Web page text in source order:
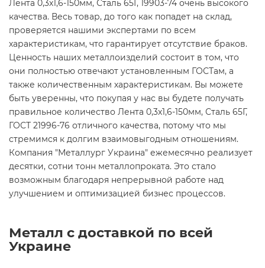
Лента 0,3х1,6-150мм, Сталь 65Г, 19903-74 очень высокого
качества. Весь товар, до того как попадет на склад,
проверяется нашими экспертами по всем
характеристикам, что гарантирует отсутствие браков.
Ценность наших металлоизделий состоит в том, что
они полностью отвечают установленным ГОСТам, а
также количественным характеристикам. Вы можете
быть уверенны, что покупая у нас вы будете получать
правильное количество Лента 0,3х1,6-150мм, Сталь 65Г,
ГОСТ 21996-76 отличного качества, потому что мы
стремимся к долгим взаимовыгодным отношениям.
Компания "Металлург Украина" ежемесячно реализует
десятки, сотни тонн металлопроката. Это стало
возможным благодаря непрерывной работе над
улучшением и оптимизацией бизнес процессов.
Металл с доставкой по всей
Украине